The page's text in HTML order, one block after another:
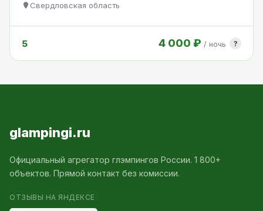
Свердловская область
5 4 000 ₽ / ночь ?
glampingi.ru
Официальный агрегатор глэмпингов России. 1 800+
объектов. Прямой контакт без комиссии.
ОТЗЫВЫ НА ЯНДЕКСЕ